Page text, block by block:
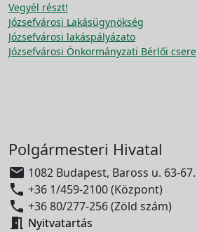
Vegyél részt!
Józsefvárosi Lakásügynökség
Józsefvárosi lakáspályázato
Józsefvárosi Önkormányzati Bérlői csere
Polgármesteri Hivatal
 1082 Budapest, Baross u. 63-67.
 +36 1/459-2100 (Központ)
 +36 80/277-256 (Zöld szám)
 Nyitvatartás